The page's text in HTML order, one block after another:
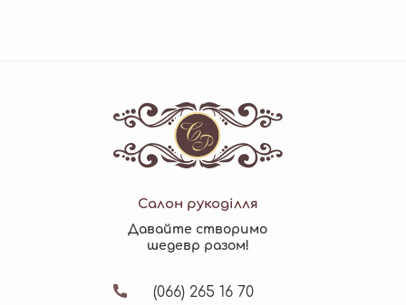
Салон рукоділля
Давайте створимо
шедевр разом!
(066)265 16 70